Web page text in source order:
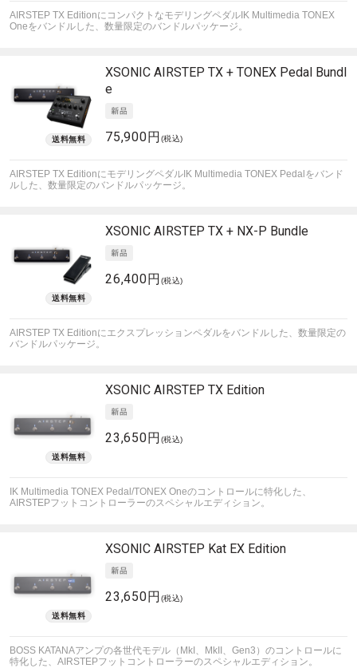
AIRSTEP TX EditionにコンパクトなモデリングペダルIK Multimedia TONEX
Oneをバンドルした、数量限定のバンドルパッケージ。
XSONIC AIRSTEP TX + TONEX Pedal Bundl
e
75,900円 (税込)
AIRSTEP TX EditionにモデリングペダルIK Multimedia TONEX Pedalをバンド
ルした、数量限定のバンドルパッケージ。
XSONIC AIRSTEP TX + NX-P Bundle
26,400円 (税込)
AIRSTEP TX Editionにエクスプレッションペダルをバンドルした、数量限定の
バンドルパッケージ。
XSONIC AIRSTEP TX Edition
23,650円 (税込)
IK Multimedia TONEX Pedal/TONEX Oneのコントロールに特化した、
AIRSTEPフットコントローラーのスペシャルエディション。
XSONIC AIRSTEP Kat EX Edition
23,650円 (税込)
BOSS KATANAアンプの各世代モデル（MkI、MkII、Gen3）のコントロールに
特化した、AIRSTEPフットコントローラーのスペシャルエディション。